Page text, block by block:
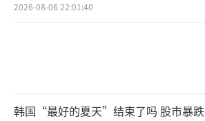
2026-08-06 22:01:40
韩国“最好的夏天”结束了吗 股市暴跌